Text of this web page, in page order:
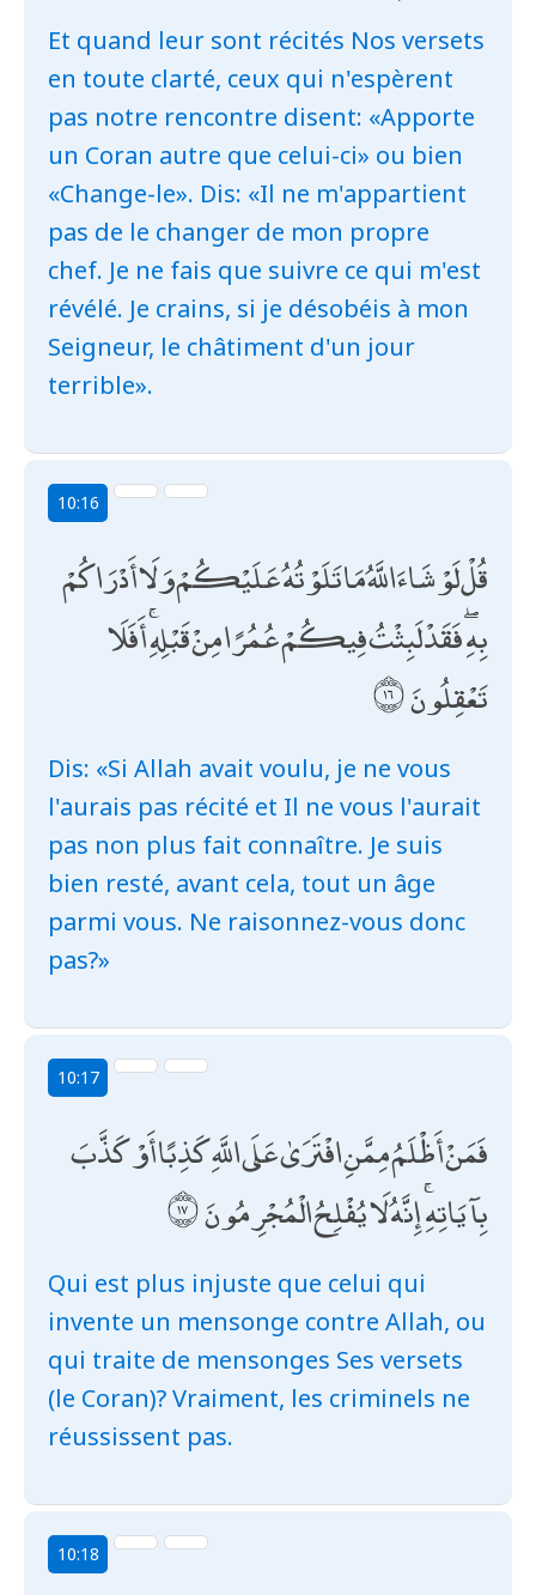
Et quand leur sont récités Nos versets
en toute clarté, ceux qui n'espèrent
pas notre rencontre disent: «Apporte
un Coran autre que celui-ci» ou bien
«Change-le». Dis: «Il ne m'appartient
pas de le changer de mon propre
chef. Je ne fais que suivre ce qui m'est
révélé. Je crains, si je désobéis à mon
Seigneur, le châtiment d'un jour
terrible».
10:16
قُلْ لَوْ شَاءَ اللَّهُ مَا تَلَوْتُهُ عَلَيْكُمْ وَلَا أَدْرَاكُمْ
بِهِ ۖ فَقَدْ لَبِثْتُ فِيكُمْ عُمُرًا مِنْ قَبْلِهِ ۚ أَفَلَا
تَعْقِلُونَ
Dis: «Si Allah avait voulu, je ne vous
l'aurais pas récité et Il ne vous l'aurait
pas non plus fait connaître. Je suis
bien resté, avant cela, tout un âge
parmi vous. Ne raisonnez-vous donc
pas?»
10:17
فَمَنْ أَظْلَمُ مِمَّنِ افْتَرَىٰ عَلَى اللَّهِ كَذِبًا أَوْ كَذَّبَ
بِآيَاتِهِ ۚ إِنَّهُ لَا يُفْلِحُ الْمُجْرِمُونَ
Qui est plus injuste que celui qui
invente un mensonge contre Allah, ou
qui traite de mensonges Ses versets
(le Coran)? Vraiment, les criminels ne
réussissent pas.
10:18